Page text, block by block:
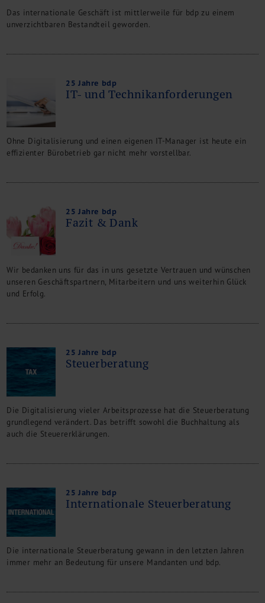
Das internationale Geschäft ist mittlerweile für bdp zu einem
unverzichtbaren Bestandteil geworden.
25 Jahre bdp
IT- und Technikanforderungen
Ohne Digitalisierung und einen eigenen IT-Manager ist heute ein
effizienter Bürobetrieb gar nicht mehr vorstellbar.
25 Jahre bdp
Fazit & Dank
Wir bedanken uns für das in uns gesetzte Vertrauen und wünschen
unseren Geschäftspartnern, Mitarbeitern und uns weiterhin Glück
und Erfolg.
25 Jahre bdp
Steuerberatung
Die Digitalisierung vieler Arbeitsprozesse hat die Steuerberatung
grundlegend verändert. Das betrifft sowohl die Buchhaltung als
auch die Steuererklärungen.
25 Jahre bdp
Internationale Steuerberatung
Die internationale Steuerberatung gewann in den letzten Jahren
immer mehr an Bedeutung für unsere Mandanten und bdp.